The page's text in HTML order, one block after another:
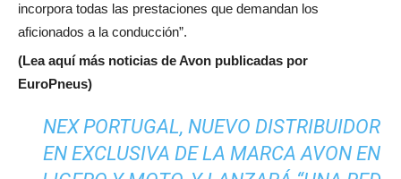
incorpora todas las prestaciones que demandan los
aficionados a la conducción”.
(Lea aquí más noticias de Avon publicadas por
EuroPneus)
NEX PORTUGAL, NUEVO DISTRIBUIDOR
EN EXCLUSIVA DE LA MARCA AVON EN